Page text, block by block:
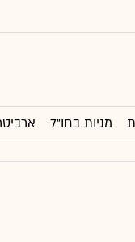
מניות בחו"ל